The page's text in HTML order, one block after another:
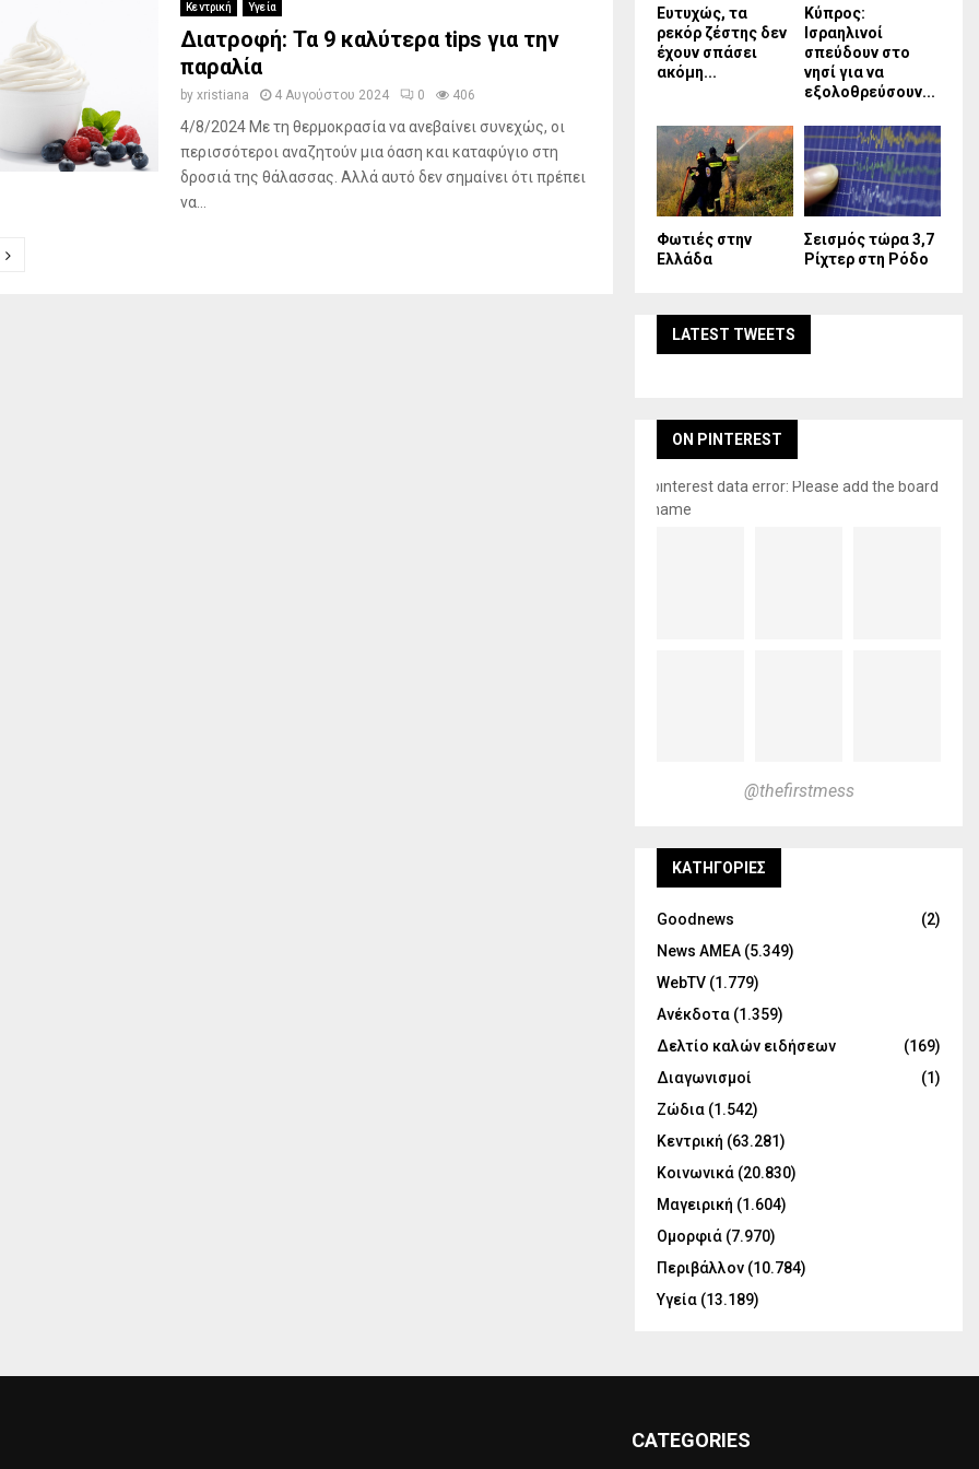
Κεντρική Υγεία
Διατροφή: Τα 9 καλύτερα tips για την
παραλία
by xristiana 4 Αυγούστου 2024 0 406
4/8/2024 Με τη θερμοκρασία να ανεβαίνει συνεχώς, οι
περισσότεροι αναζητούν μια όαση και καταφύγιο στη
δροσιά της θάλασσας. Αλλά αυτό δεν σημαίνει ότι πρέπει
να...
Ευτυχώς, τα
ρεκόρ ζέστης δεν
έχουν σπάσει
ακόμη...
Κύπρος:
Ισραηλινοί
σπεύδουν στο
νησί για να
εξολοθρεύσουν...
Φωτιές στην
Ελλάδα
Σεισμός τώρα 3,7
Ρίχτερ στη Ρόδο
LATEST TWEETS
ON PINTEREST
pinterest data error: Please add the board
name
@thefirstmess
KΑΤΗΓΟΡΊΕΣ
Goodnews
(2)
News ΑΜΕΑ (5.349)
WebTV (1.779)
Ανέκδοτα (1.359)
Δελτίο καλών ειδήσεων
(169)
Διαγωνισμοί
(1)
Ζώδια (1.542)
Κεντρική (63.281)
Κοινωνικά (20.830)
Μαγειρική (1.604)
Ομορφιά (7.970)
Περιβάλλον (10.784)
Υγεία (13.189)
CATEGORIES